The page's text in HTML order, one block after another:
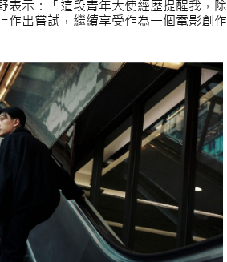
表示：「這段青年大使經歷提醒我，除
作出嘗試，繼續享受作為一個電影創作